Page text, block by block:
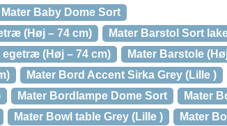
Mater Baby Dome Sort
(Høj – 74 cm)
Mater Barstol Sort
(Høj – 74 cm)
Mater Barstole
Mater Bord Accent Sirka Grey (Lille )
Mater Bordlampe Dome Sort
Mater
Mater Bowl table Grey (Lille )
Mater